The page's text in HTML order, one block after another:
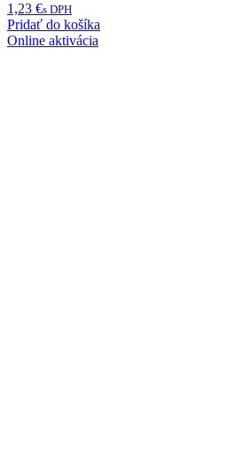
1,23 €s DPH
Pridať do košíka
Online aktivácia